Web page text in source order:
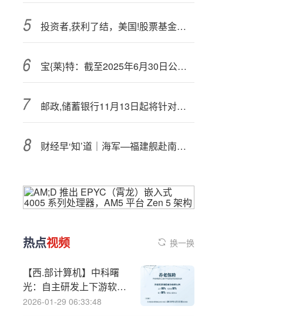
投资者,获利了结，美国!股票基金出现大规模资金外流
宝{莱}特：截至2025年6月30日公司股东人数为18406户
邮政,储蓄银行11月13日起将针对账单分期产品新增专项分期额度权益
财经早‘知’道｜海军—福建舰赴南海相关海域开展科研试验和训练任务
热点视频 换一换
【西.部计算机】中科曙
光：自主研发上下游软硬
件，打造完备计算产业生
2026-01-29 06:33:48